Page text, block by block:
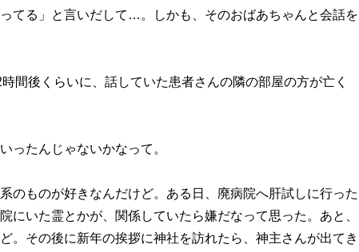
てる」と言いだして…。しかも、そのおばあちゃんと会話を
間後くらいに、話していた患者さんの隣の部屋の方が亡く
ったんじゃないかなって。
ものが好きなんだけど。ある日、廃病院へ肝試しに行った
にいた霊とかが、関係していたら嫌だなって思った。あと、
。その後に新年の挨拶に神社を訪れたら、神主さんが出てき